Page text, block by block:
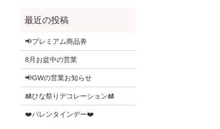
📢プレミアム商品券
8月お盆中の営業
📢GWの営業お知らせ
🎎ひな祭りデコレーション🎎
❤️バレンタインデー❤️